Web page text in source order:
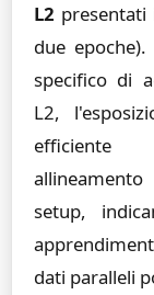
L2
due
specifico di
L2,
efficiente
setup,
dati paralleli